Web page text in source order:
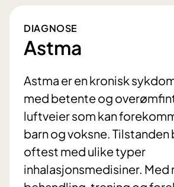
DIAGNOSE
Astma
Astma er en kronisk
med betente og
luftveier som kan
barn og voksne. Tilstanden
oftest med ulike typer
inhalasjonsmedisiner. Med